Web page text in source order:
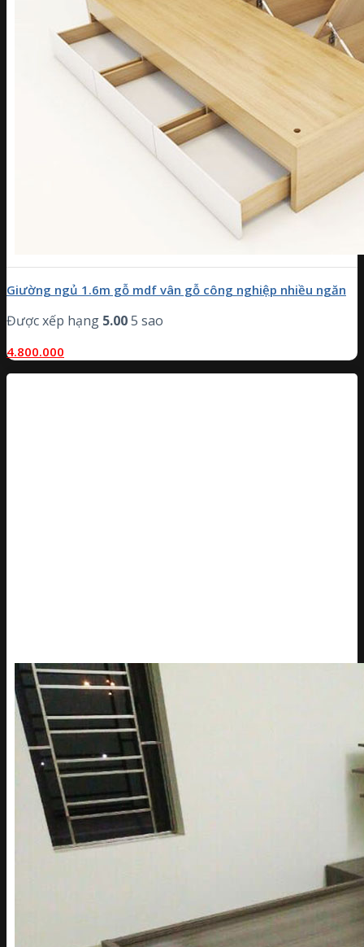
Giường ngủ 1.6m gỗ mdf vân gỗ công nghiệp nhiều ngăn
Được xếp hạng 5.005 sao
4.800.000